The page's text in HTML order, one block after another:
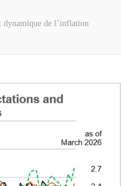
dynamique de l’inflation